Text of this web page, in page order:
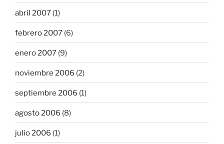
abril 2007 (1)
febrero 2007 (6)
enero 2007 (9)
noviembre 2006 (2)
septiembre 2006 (1)
agosto 2006 (8)
julio 2006 (1)